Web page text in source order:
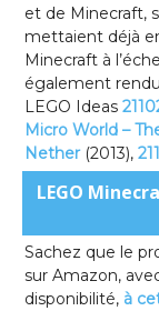
et de Minecraft,
mettaient déjà
Minecraft à
également
LEGO Ideas
Micro World –
Nether(2013),
LEGO
Sachez que le
sur Amazon,
disponibilité, à